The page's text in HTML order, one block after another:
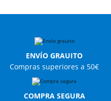
ENVÍO GRAUITO
Compras superiores a 50€
COMPRA SEGURA